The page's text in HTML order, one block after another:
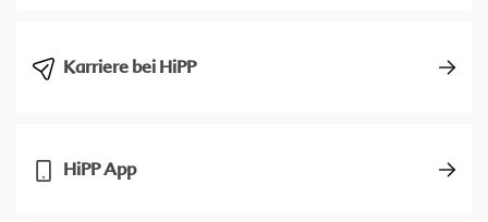
Karriere bei HiPP
HiPP App